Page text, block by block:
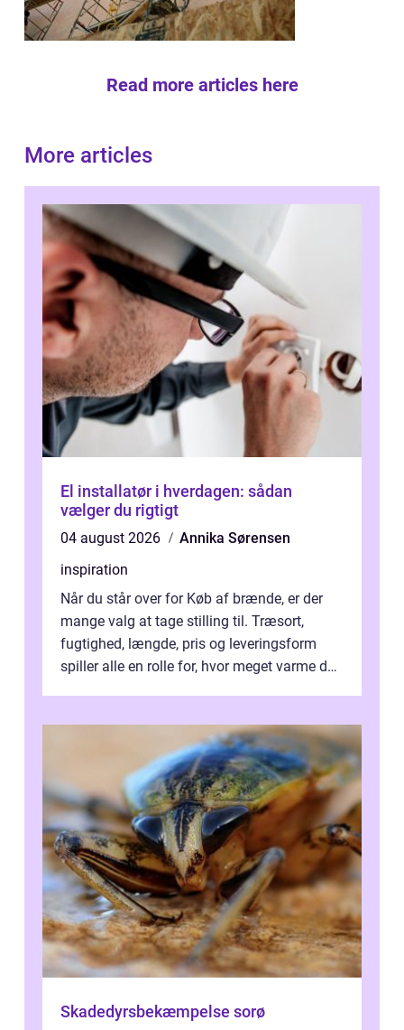
Read more articles here
More articles
El installatør i hverdagen: sådan
vælger du rigtigt
04 august 2026
Annika Sørensen
inspiration
Når du står over for Køb af brænde, er der
mange valg at tage stilling til. Træsort,
fugtighed, længde, pris og leveringsform
spiller alle en rolle for, hvor meget varme du
Skadedyrsbekæmpelse sorø